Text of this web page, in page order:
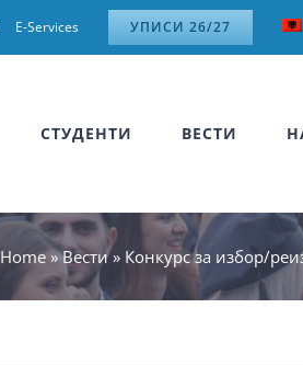
E-Services УПИСИ 26/27
СТУДЕНТИ ВЕСТИ
Home»Вести» Конкурс за избор/